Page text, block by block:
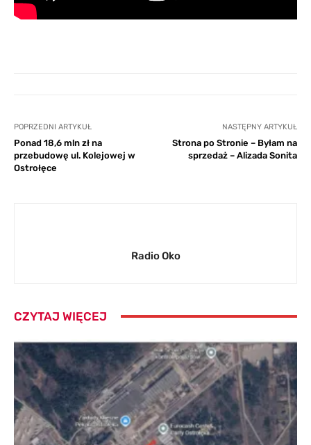
POPRZEDNI ARTYKUŁ
Ponad 18,6 mln zł na
przebudowę ul. Kolejowej w
Ostrołęce
NASTĘPNY ARTYKUŁ
Strona po Stronie – Byłam na
sprzedaż – Alizada Sonita
Radio Oko
CZYTAJ WIĘCEJ